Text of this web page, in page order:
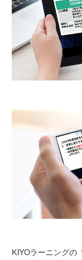
KIYOラーニングの